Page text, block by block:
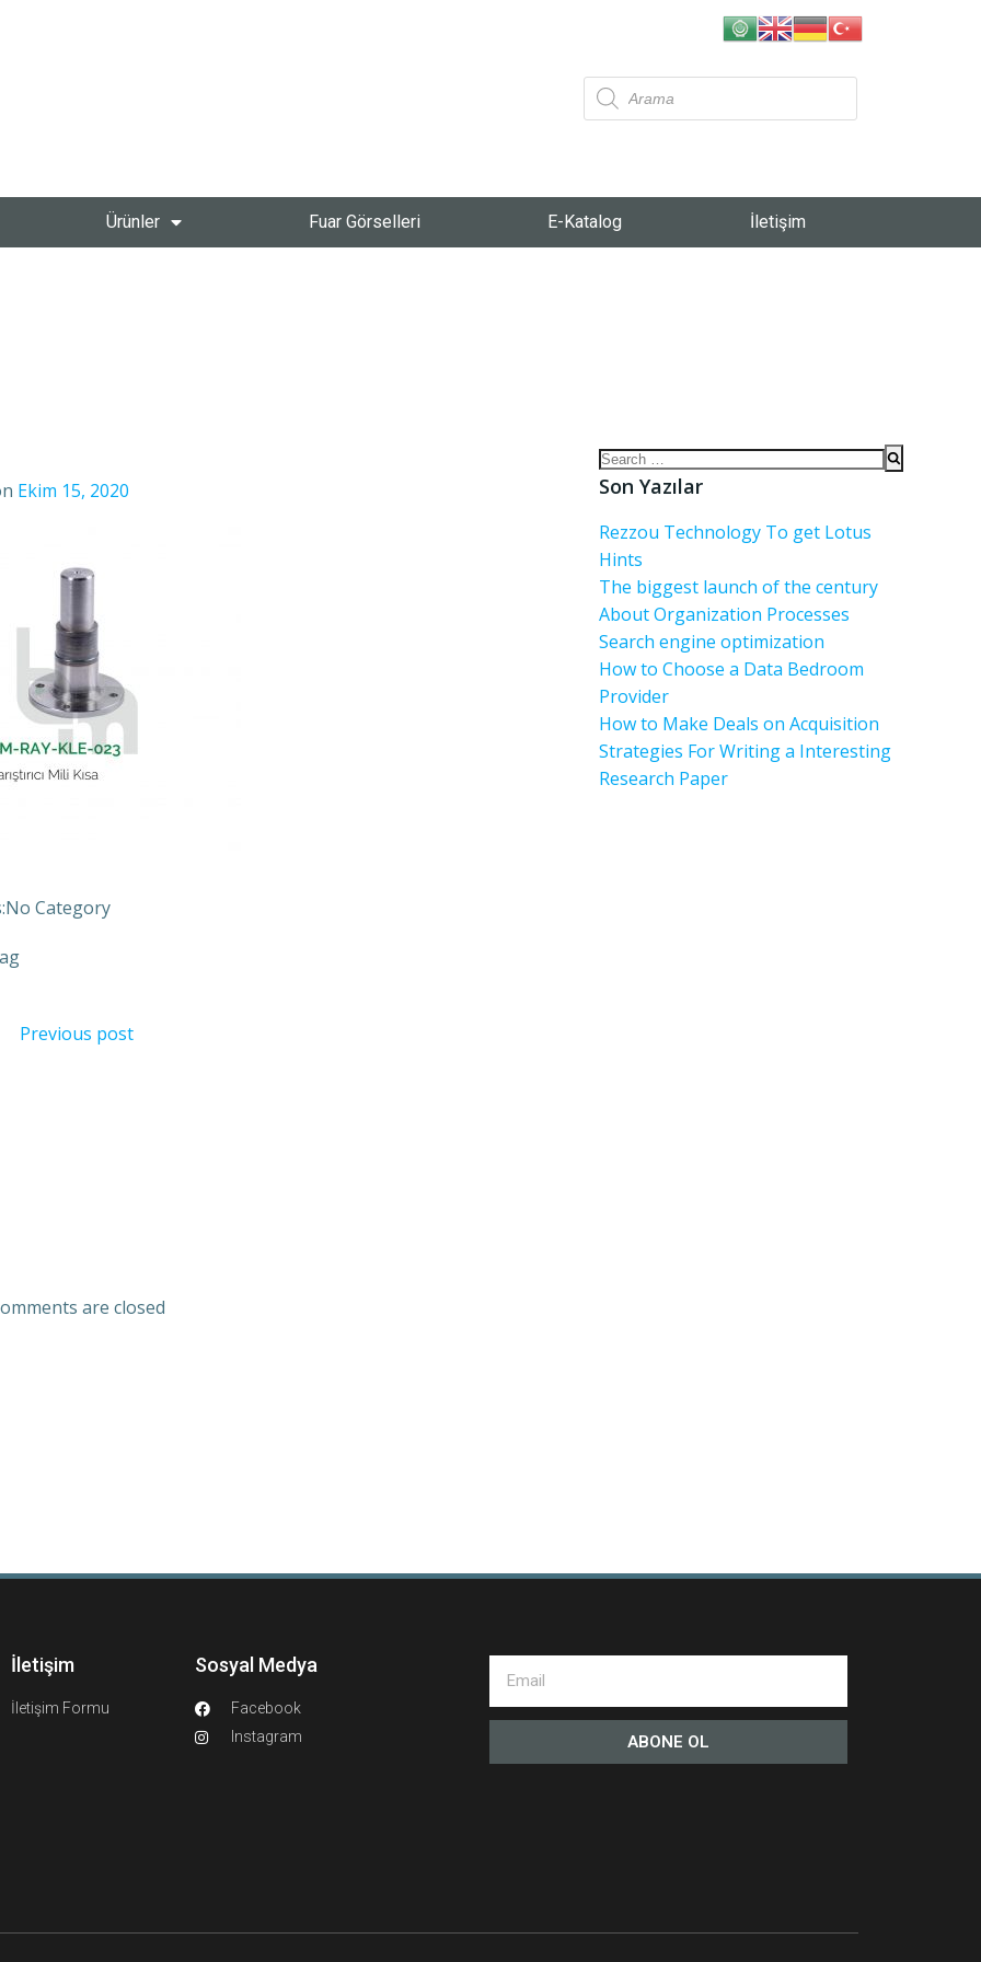
Ürünler Fuar Görselleri E-Katalog İletişim
Ekim 15, 2020
No Category
Previous post
are closed
Son Yazılar
Rezzou Technology To get Lotus
Hints
The biggest launch of the century
About Organization Processes
Search engine optimization
How to Choose a Data Bedroom
Provider
How to Make Deals on Acquisition
Strategies For Writing a Interesting
Research Paper
İletişim
İletişim Formu
Sosyal Medya
Facebook
Instagram
ABONE OL